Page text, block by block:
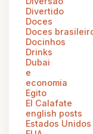
Divertido
Doces
Doces
Docinhos
Drinks
Dubai
e
economia
Egito
El Calafate
english posts
Estados Unidos